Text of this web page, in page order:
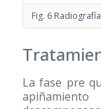
Fig. 6
La fase pre